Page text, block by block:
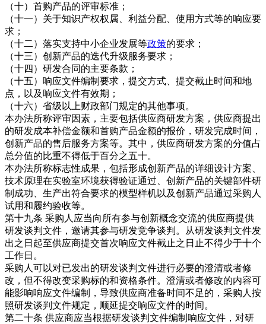
（十）首购产品的评审标准；
（十一）关于知识产权权属、利益分配、使用方式等的响应要
求；
（十二）落实支持中小企业发展等政策的要求；
（十三）创新产品的迭代升级服务要求；
（十四）研发合同的主要条款；
（十五）响应文件编制要求，提交方式、提交截止时间和地
点，以及响应文件有效期；
（十六）省级以上财政部门规定的其他事项。
本办法所称评审因素，主要包括供应商研发方案，供应商提出
的研发成本补偿金额和首购产品金额的报价，研发完成时间，
创新产品的售后服务方案等。其中，供应商研发方案的分值占
总分值的比重不得低于百分之五十。
本办法所称标志性成果，包括形成创新产品的详细设计方案、
技术原理在实验室环境获得验证通过、创新产品的关键部件研
制成功、生产出符合要求的模型样机以及创新产品通过采购人
试用和履约验收等。
第十九条 采购人应当向所有参与创新概念交流的供应商提供
研发谈判文件，邀请其参与研发竞争谈判。从研发谈判文件发
出之日起至供应商提交首次响应文件截止之日止不得少于十个
工作日。
采购人可以对已发出的研发谈判文件进行必要的澄清或者修
改，但不得改变采购标的和资格条件。澄清或者修改的内容可
能影响响应文件编制，导致供应商准备时间不足的，采购人按
照研发谈判文件规定，顺延提交响应文件的时间。
第二十条 供应商应当根据研发谈判文件编制响应文件，对研